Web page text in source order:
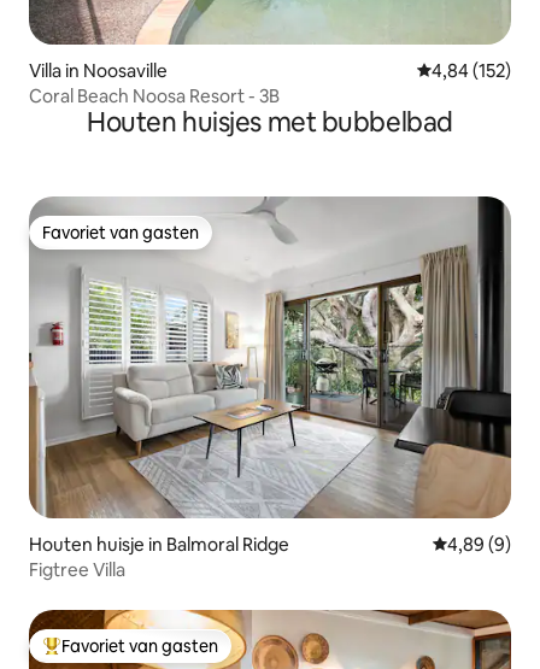
Villa in Noosaville Gemiddelde
4,84 (152)
Coral Beach Noosa Resort - 3B
Houten huisjes met bubbelbad
Favoriet van gasten
Favoriet van gasten
Houten huisje in Balmoral Ridge Gemiddelde
4,89 (9)
Figtree Villa
Topfavoriet van gasten
Favoriet van gasten